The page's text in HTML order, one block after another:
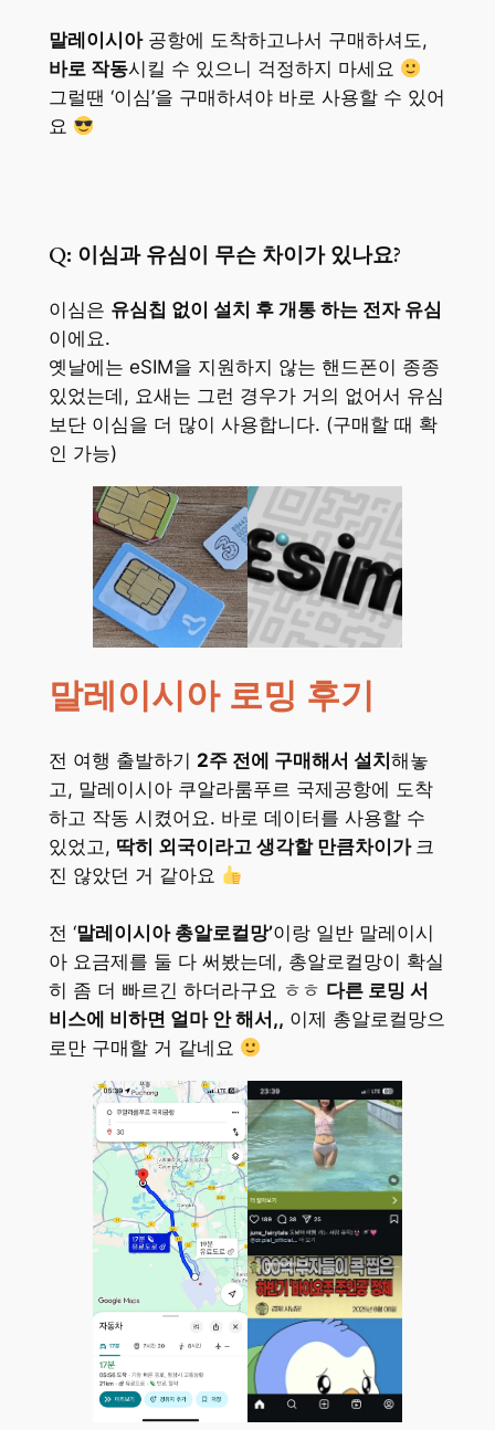
말레이시아공항에 도착하고나서 구매하셔도,
바로 작동시킬 수 있으니 걱정하지 마세요
그럴땐 ‘이심’을 구매하셔야 바로 사용할 수 있어
요
Q: 이심과 유심이 무슨 차이가 있나요?
이심은 유심칩 없이 설치 후 개통 하는 전자 유심
이에요.
옛날에는 eSIM을 지원하지 않는 핸드폰이 종종
있었는데, 요새는 그런 경우가 거의 없어서 유심
보단 이심을 더 많이 사용합니다. (구매할 때 확
인 가능)
말레이시아 로밍 후기
전 여행 출발하기 2주 전에 구매해서 설치해놓
고, 말레이시아 쿠알라룸푸르 국제공항에 도착
하고 작동 시켰어요. 바로 데이터를 사용할 수
있었고, 딱히 외국이라고 생각할 만큼차이가 크
진 않았던 거 같아요
전 ‘말레이시아 총알로컬망’이랑 일반 말레이시
아 요금제를 둘 다 써봤는데, 총알로컬망이 확실
히 좀 더 빠르긴 하더라구요 ㅎㅎ 다른 로밍 서
비스에 비하면 얼마 안 해서,, 이제 총알로컬망으
로만 구매할 거 같네요